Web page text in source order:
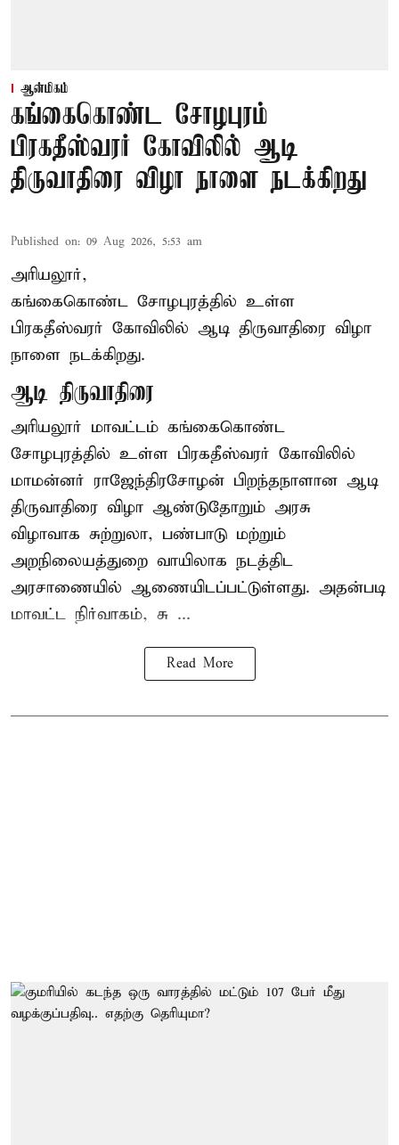
ஆன்மிகம்
கங்கைகொண்ட சோழபுரம்
பிரகதீஸ்வரர் கோவிலில் ஆடி
திருவாதிரை விழா நாளை நடக்கிறது
Published on: 09 Aug 2026, 5:53 am
அரியலூர்,
கங்கைகொண்ட சோழபுரத்தில் உள்ள
பிரகதீஸ்வரர் கோவிலில் ஆடி திருவாதிரை விழா
நாளை நடக்கிறது.
ஆடி திருவாதிரை
அரியலூர் மாவட்டம் கங்கைகொண்ட
சோழபுரத்தில் உள்ள பிரகதீஸ்வரர் கோவிலில்
மாமன்னர் ராஜேந்திரசோழன் பிறந்தநாளான ஆடி
திருவாதிரை விழா ஆண்டுதோறும் அரசு
விழாவாக சுற்றுலா, பண்பாடு மற்றும்
அறநிலையத்துறை வாயிலாக நடத்திட
அரசாணையில் ஆணையிடப்பட்டுள்ளது. அதன்படி
மாவட்ட நிர்வாகம், சு ...
Read More